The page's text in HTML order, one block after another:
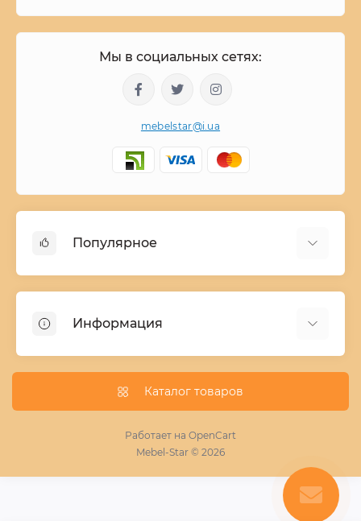
Мы в социальных сетях:
mebelstar@i.ua
Популярное
Шкафы купе ширина 90-210 cм высота 220 cм
Комоды из дерева
Кухни
Информация
Условия поставки мебели
Фотопечать для шкафа купе
Пескоструй
Каталог товаров
Работает на OpenCart
Mebel-Star © 2026